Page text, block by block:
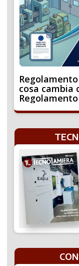
cosa cambia